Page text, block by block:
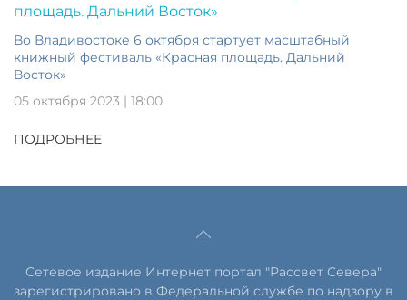
Во Владивостоке 6 октября стартует масштабный
книжный фестиваль «Красная площадь. Дальний
Восток»
05 октября 2023 | 18:00
ПОДРОБНЕЕ
Сетевое издание Интернет портал "Рассвет Севера"
зарегистрировано в Федеральной службе по надзору в